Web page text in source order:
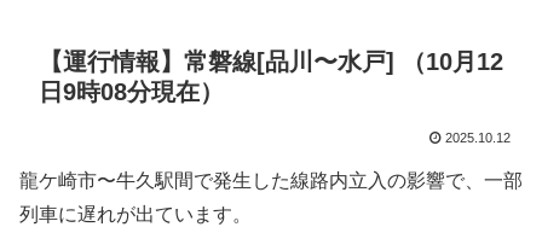
【運行情報】常磐線[品川〜水戸] （10月12
日9時08分現在）
2025.10.12
龍ケ崎市〜牛久駅間で発生した線路内立入の影響で、一部
列車に遅れが出ています。